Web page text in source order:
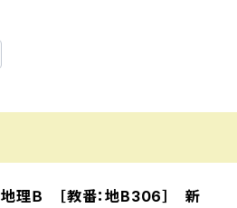
Ｂ ［教番：地B306］ 新